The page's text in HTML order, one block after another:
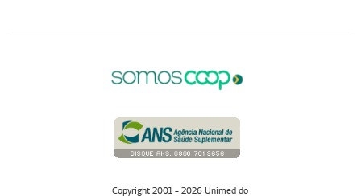
Copyright 2001 - 2026 Unimed do